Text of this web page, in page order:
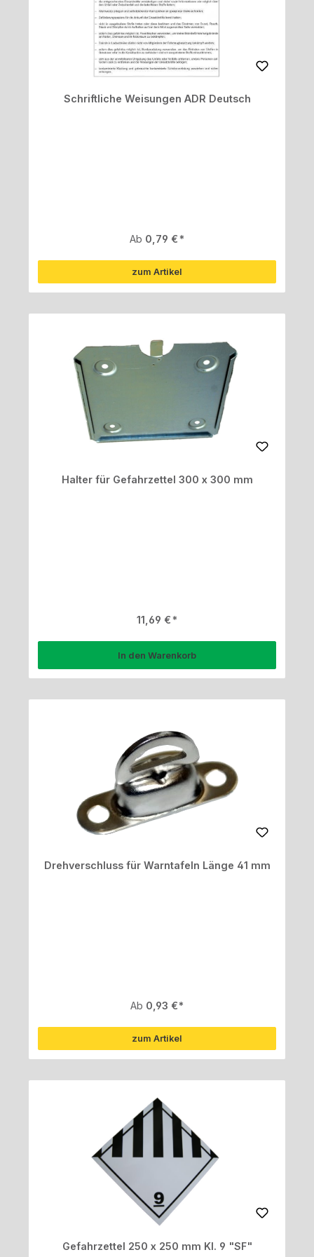
Schriftliche Weisungen ADR Deutsch
Regulärer Preis:
Ab 0,79 €
zum Artikel
Halter für Gefahrzettel 300 x 300 mm
Regulärer Preis:
11,69 €
In den Warenkorb
Drehverschluss für Warntafeln Länge 41 mm
Regulärer Preis:
Ab 0,93 €
zum Artikel
Gefahrzettel 250 x 250 mm Kl. 9 "SF"